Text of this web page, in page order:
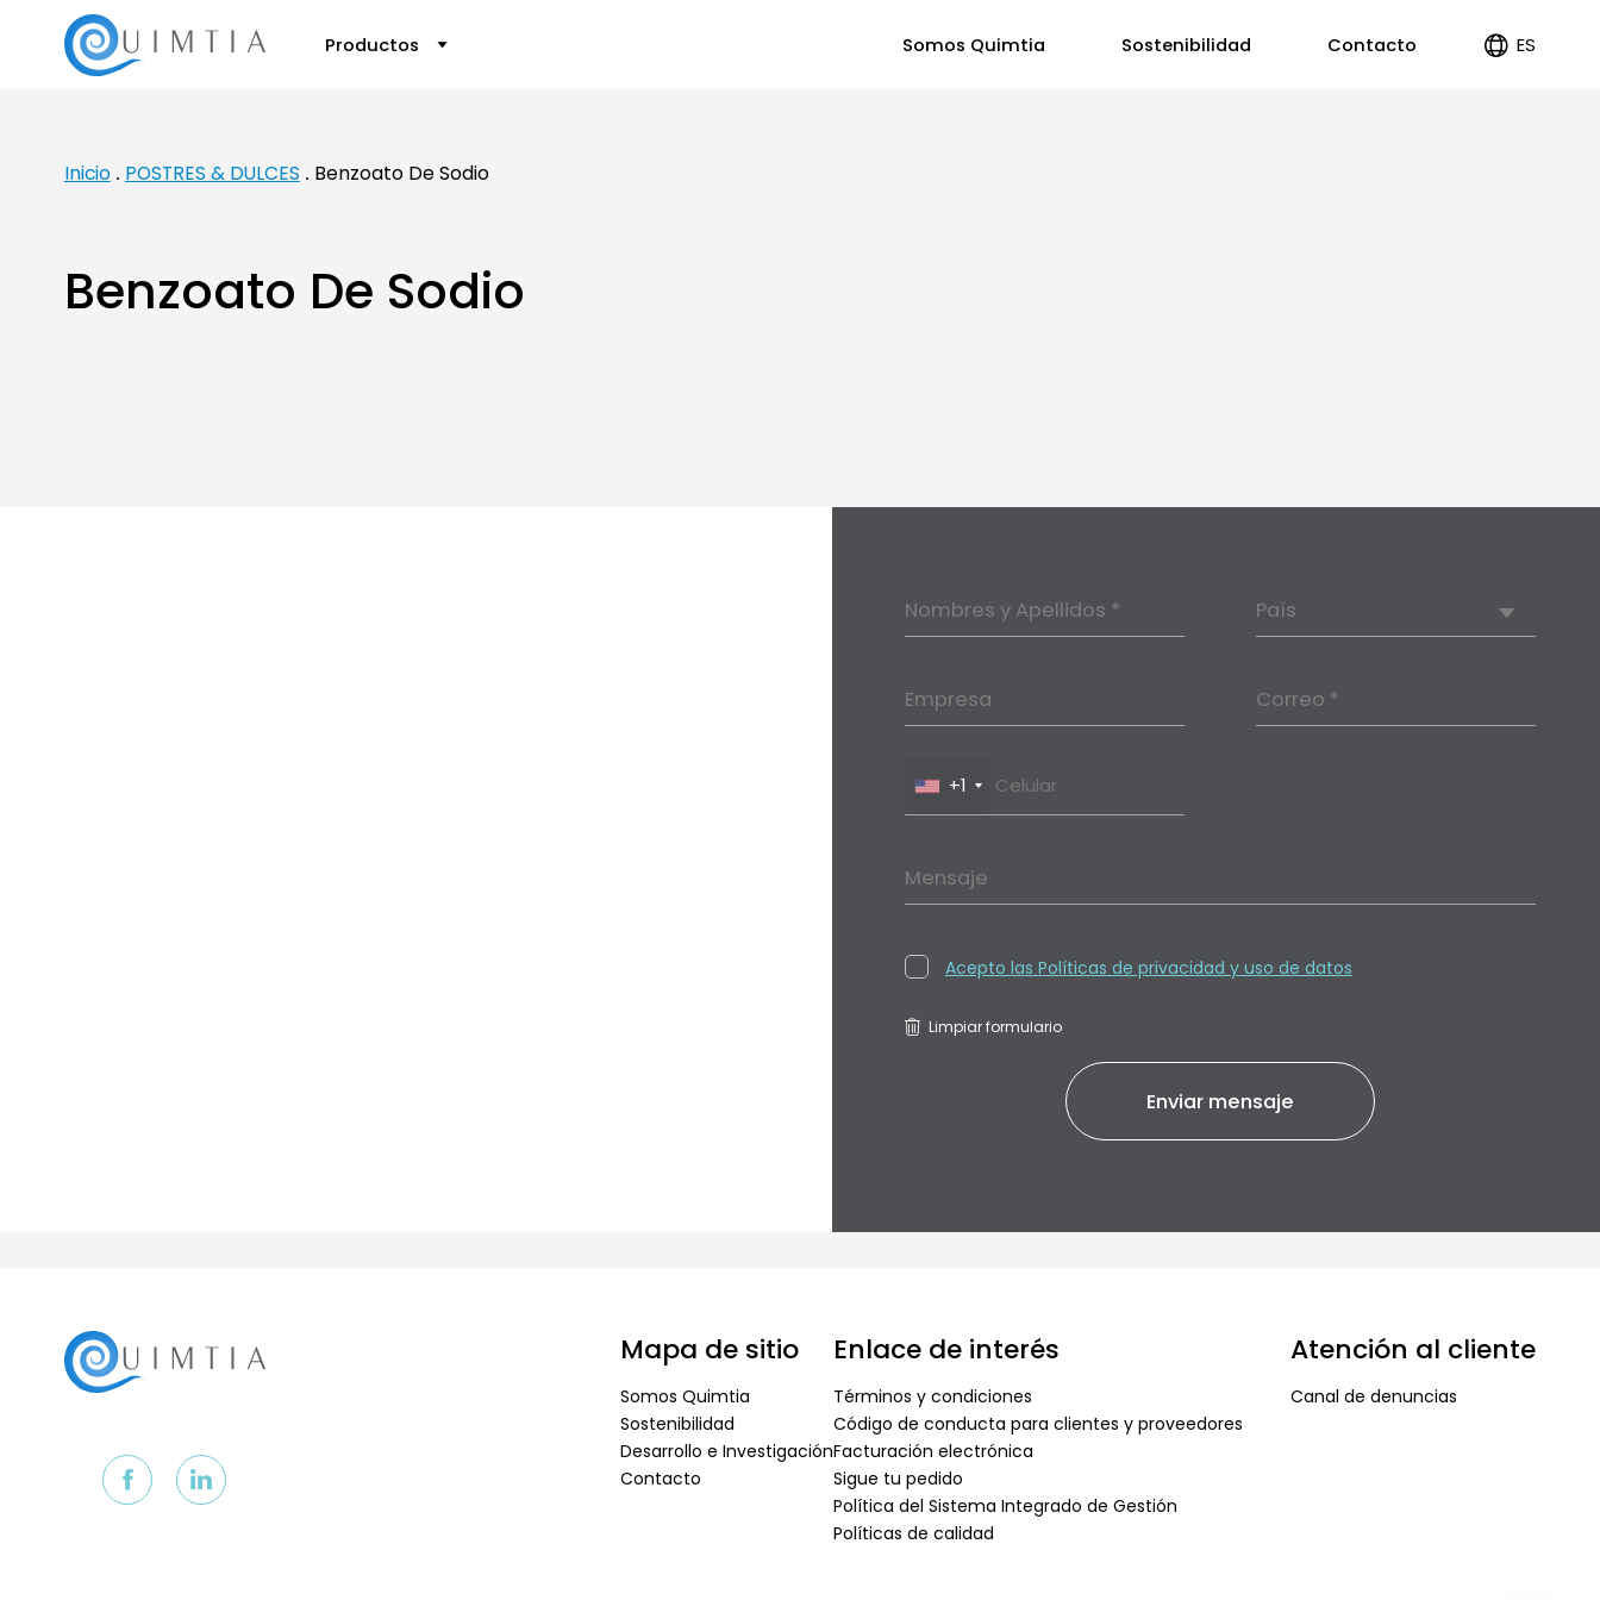
Productos Somos Quimtia Sostenibilidad Contacto ES
Inicio
POSTRES & DULCES Benzoato De Sodio
Benzoato De Sodio
Nombres y Apellidos * País
Empresa Correo *
+1
Mensaje
Acepto las Políticas de privacidad y uso de datos
Limpiar formulario
Mapa de sitio
Somos Quimtia
Sostenibilidad
Desarrollo e Investigación
Contacto
Enlace de interés
Términos y condiciones
Código de conducta para clientes y proveedores
Facturación electrónica
Sigue tu pedido
Política del Sistema Integrado de Gestión
Políticas de calidad
Atención al cliente
Canal de denuncias